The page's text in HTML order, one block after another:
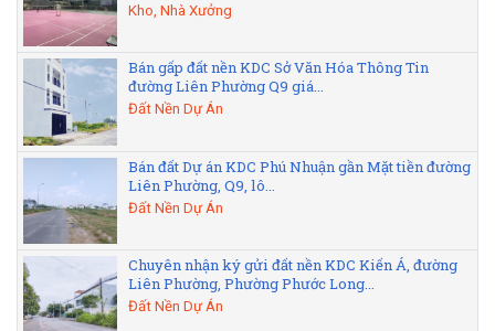
Kho, Nhà Xưởng
Bán gấp đất nền KDC Sở Văn Hóa Thông Tin
đường Liên Phường Q9 giá...
Đất Nền Dự Án
Bán đất Dự án KDC Phú Nhuận gần Mặt tiền đường
Liên Phường, Q9, lô...
Đất Nền Dự Án
Chuyên nhận ký gửi đất nền KDC Kiến Á, đường
Liên Phường, Phường Phước Long...
Đất Nền Dự Án